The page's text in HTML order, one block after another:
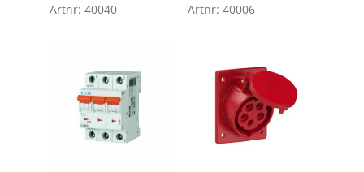
Artnr: 40040 Artnr: 40006